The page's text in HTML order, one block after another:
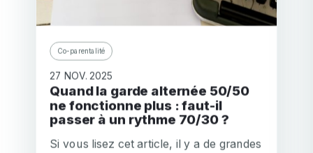
Co-parentalité
27 NOV. 2025
Quand la garde alternée 50/50
ne fonctionne plus : faut-il
passer à un rythme 70/30 ?
Si vous lisez cet article, il y a de grandes